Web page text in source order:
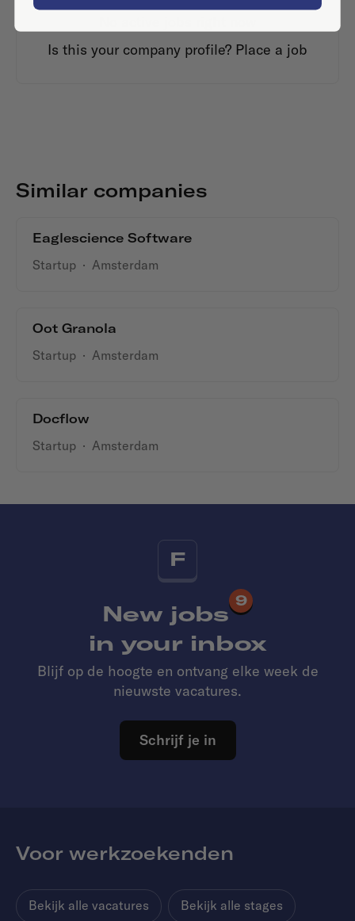
Is this your company profile? Place a job
Similar companies
Eaglescience Software
Startup · Amsterdam
Oot Granola
Startup · Amsterdam
Docflow
Startup · Amsterdam
F
New jobs
9
in your inbox
Blijf op de hoogte en ontvang elke week de
nieuwste vacatures.
Schrijf je in
Voor werkzoekenden
Bekijk alle vacatures Bekijk alle stages